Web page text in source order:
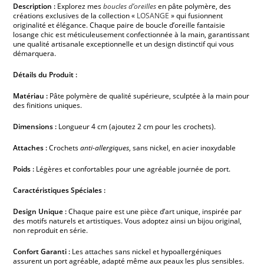
Description : Explorez mesboucles d’oreilles en pâte polymère, des
créations exclusives de la collection « LOSANGE » qui fusionnent
originalité et élégance. Chaque paire de boucle d’oreille fantaisie
losange chic est méticuleusement confectionnée à la main, garantissant
une qualité artisanale exceptionnelle et un design distinctif qui vous
démarquera.
Détails du Produit :
Matériau : Pâte polymère de qualité supérieure, sculptée à la main pour
des finitions uniques.
Dimensions : Longueur 4 cm (ajoutez 2 cm pour les crochets).
Attaches :Crochetsanti-allergiques, sans nickel, en acier inoxydable
Poids : Légères et confortables pour une agréable journée de port.
Caractéristiques Spéciales :
Design Unique :Chaque paire est une pièce d’art unique, inspirée par
des motifs naturels et artistiques. Vous adoptez ainsi un bijou original,
non reproduit en série.
Confort Garanti : Les attaches sans nickel et hypoallergéniques
assurent un port agréable, adapté même aux peaux les plus sensibles.